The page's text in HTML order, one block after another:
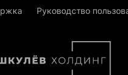
Руководство